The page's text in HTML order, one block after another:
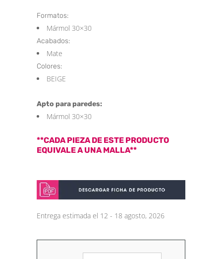
Formatos:
Mármol 30×30
Acabados:
Mate
Colores:
BEIGE
Apto para paredes:
Mármol 30×30
**CADA PIEZA DE ESTE PRODUCTO
EQUIVALE A UNA MALLA**
Entrega estimada el 12 - 18 agosto, 2026